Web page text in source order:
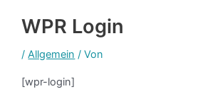
WPR Login
/Allgemein / Von
[wpr-login]